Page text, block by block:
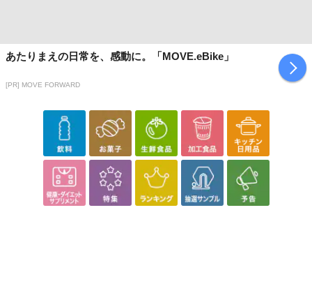
あたりまえの日常を、感動に。「MOVE.eBike」
[PR] MOVE FORWARD